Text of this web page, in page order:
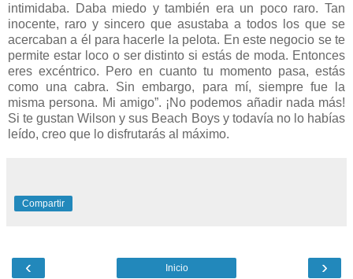
intimidaba. Daba miedo y también era un poco raro. Tan
inocente, raro y sincero que asustaba a todos los que se
acercaban a él para hacerle la pelota. En este negocio se te
permite estar loco o ser distinto si estás de moda. Entonces
eres excéntrico. Pero en cuanto tu momento pasa, estás
como una cabra. Sin embargo, para mí, siempre fue la
misma persona. Mi amigo”. ¡No podemos añadir nada más!
Si te gustan Wilson y sus Beach Boys y todavía no lo habías
leído, creo que lo disfrutarás al máximo.
Compartir
‹ ›
Inicio